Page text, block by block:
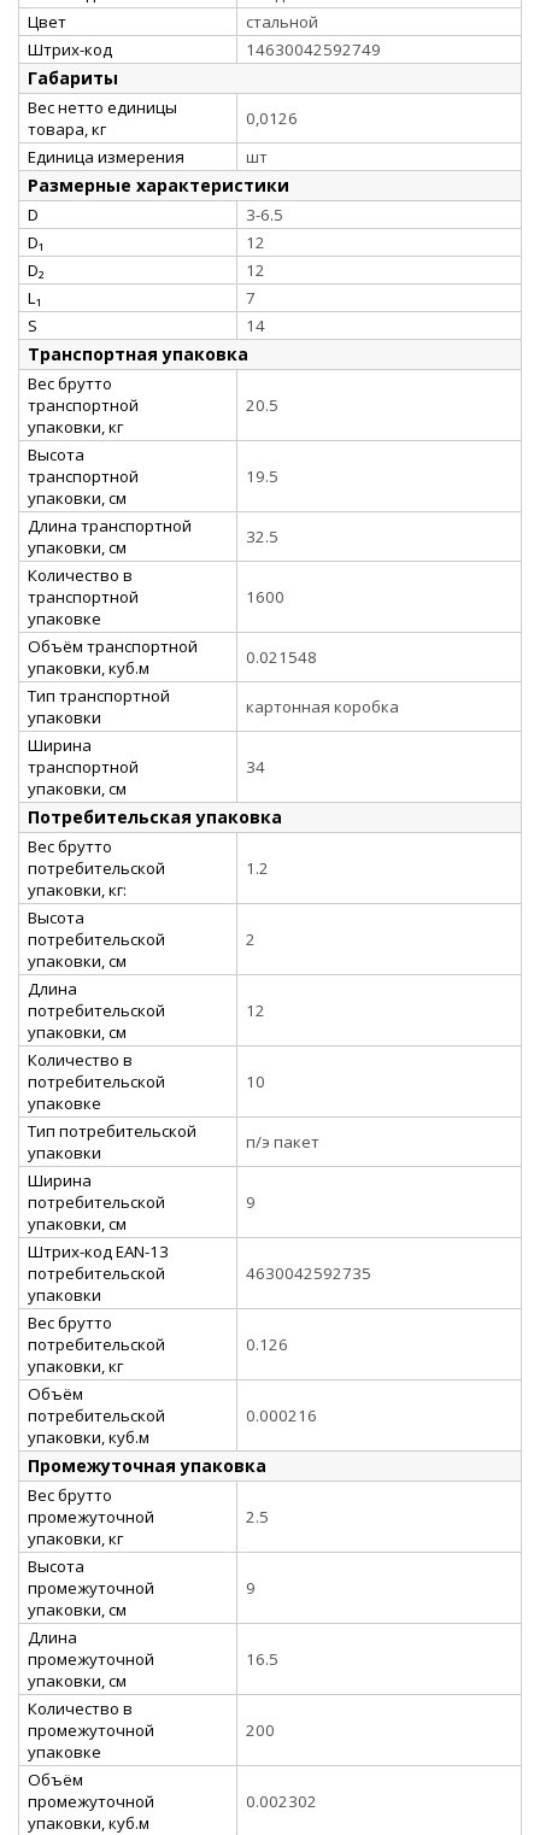
Цвет
стальной
Штрих-код
14630042592749
Габариты
Вес нетто единицы
товара, кг
0,0126
Единица измерения
шт
Размерные характеристики
D
3-6.5
D₁
12
D₂
12
L₁
7
S
14
Транспортная упаковка
Вес брутто
транспортной
упаковки, кг
20.5
Высота
транспортной
упаковки, см
19.5
Длина транспортной
упаковки, см
32.5
Количество в
транспортной
упаковке
1600
Объём транспортной
упаковки, куб.м
0.021548
Тип транспортной
упаковки
картонная коробка
Ширина
транспортной
упаковки, см
34
Потребительская упаковка
Вес брутто
потребительской
упаковки, кг:
1.2
Высота
потребительской
упаковки, см
2
Длина
потребительской
упаковки, см
12
Количество в
потребительской
упаковке
10
Тип потребительской
упаковки
п/э пакет
Ширина
потребительской
упаковки, см
9
Штрих-код EAN-13
потребительской
упаковки
4630042592735
Вес брутто
потребительской
упаковки, кг
0.126
Объём
потребительской
упаковки, куб.м
0.000216
Промежуточная упаковка
Вес брутто
промежуточной
упаковки, кг
2.5
Высота
промежуточной
упаковки, см
9
Длина
промежуточной
упаковки, см
16.5
Количество в
промежуточной
упаковке
200
Объём
промежуточной
упаковки, куб.м
0.002302